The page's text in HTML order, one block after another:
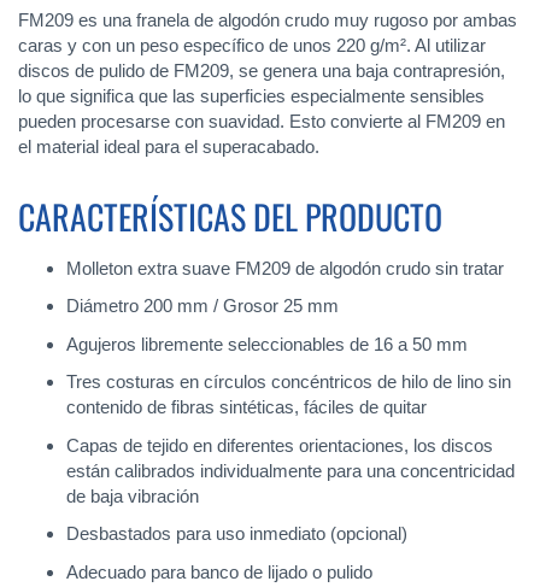
FM209 es una franela de algodón crudo muy rugoso por ambas
caras y con un peso específico de unos 220 g/m². Al utilizar
discos de pulido de FM209, se genera una baja contrapresión,
lo que significa que las superficies especialmente sensibles
pueden procesarse con suavidad. Esto convierte al FM209 en
el material ideal para el superacabado.
CARACTERÍSTICAS DEL PRODUCTO
Molleton extra suave FM209 de algodón crudo sin tratar
Diámetro 200 mm / Grosor 25 mm
Agujeros libremente seleccionables de 16 a 50 mm
Tres costuras en círculos concéntricos de hilo de lino sin
contenido de fibras sintéticas, fáciles de quitar
Capas de tejido en diferentes orientaciones, los discos
están calibrados individualmente para una concentricidad
de baja vibración
Desbastados para uso inmediato (opcional)
Adecuado para banco de lijado o pulido